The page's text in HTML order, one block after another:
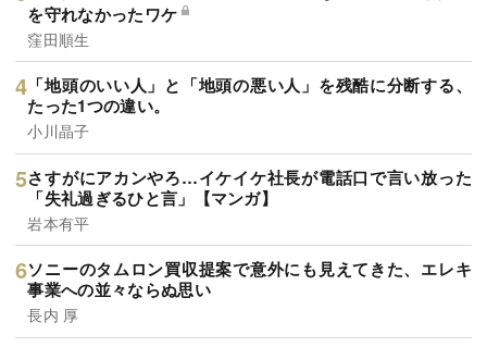
を守れなかったワケ
窪田順生
「地頭のいい人」と「地頭の悪い人」を残酷に分断する、
たった1つの違い。
小川晶子
さすがにアカンやろ…イケイケ社長が電話口で言い放った
「失礼過ぎるひと言」【マンガ】
岩本有平
ソニーのタムロン買収提案で意外にも見えてきた、エレキ
事業への並々ならぬ思い
長内 厚